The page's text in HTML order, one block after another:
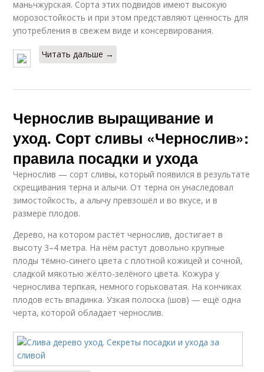
маньчжурская. Сорта этих подвидов имеют высокую
морозостойкость и при этом представляют ценность для
употребления в свежем виде и консервирования.
Читать дальше →
Чернослив выращивание и
уход. Сорт сливы «Чернослив»:
правила посадки и ухода
Чернослив — сорт сливы, который появился в результате
скрещивания терна и алычи. От терна он унаследовал
зимостойкость, а алычу превзошёл и во вкусе, и в
размере плодов.
Дерево, на котором растёт чернослив, достигает в
высоту 3–4 метра. На нём растут довольно крупные
плоды тёмно-синего цвета с плотной кожицей и сочной,
сладкой мякотью жёлто-зелёного цвета. Кожура у
чернослива терпкая, немного горьковатая. На кончиках
плодов есть впадинка. Узкая полоска (шов) — ещё одна
черта, которой обладает чернослив.